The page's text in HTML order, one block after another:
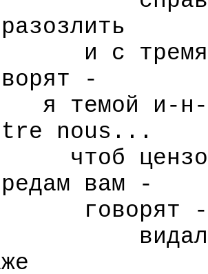
-
и-н-д-
nous...
цензор
вам -
-